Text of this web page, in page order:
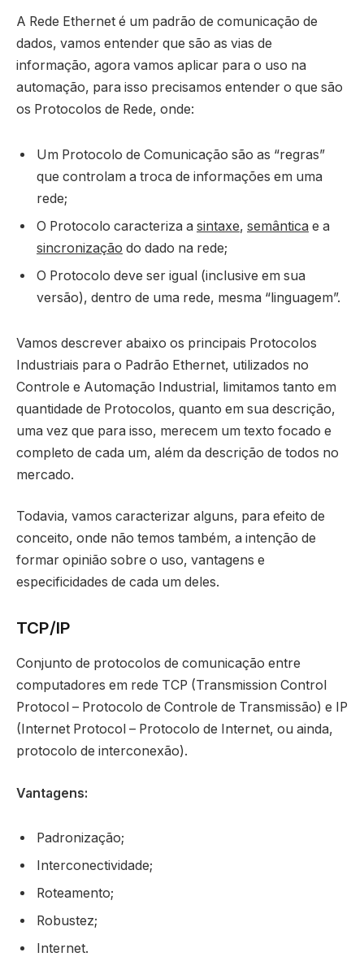
A Rede Ethernet é um padrão de comunicação de
dados, vamos entender que são as vias de
informação, agora vamos aplicar para o uso na
automação, para isso precisamos entender o que são
os Protocolos de Rede, onde:
Um Protocolo de Comunicação são as “regras”
que controlam a troca de informações em uma
rede;
O Protocolo caracteriza a sintaxe, semântica e a
sincronização do dado na rede;
O Protocolo deve ser igual (inclusive em sua
versão), dentro de uma rede, mesma “linguagem”.
Vamos descrever abaixo os principais Protocolos
Industriais para o Padrão Ethernet, utilizados no
Controle e Automação Industrial, limitamos tanto em
quantidade de Protocolos, quanto em sua descrição,
uma vez que para isso, merecem um texto focado e
completo de cada um, além da descrição de todos no
mercado.
Todavia, vamos caracterizar alguns, para efeito de
conceito, onde não temos também, a intenção de
formar opinião sobre o uso, vantagens e
especificidades de cada um deles.
TCP/IP
Conjunto de protocolos de comunicação entre
computadores em rede TCP (Transmission Control
Protocol – Protocolo de Controle de Transmissão) e IP
(Internet Protocol – Protocolo de Internet, ou ainda,
protocolo de interconexão).
Vantagens:
Padronização;
Interconectividade;
Roteamento;
Robustez;
Internet.